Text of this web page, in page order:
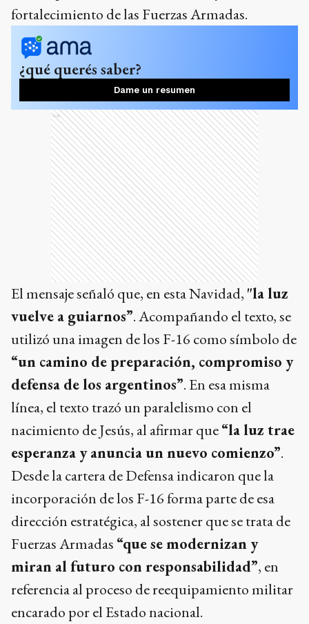
fortalecimiento de las Fuerzas Armadas.
¿qué querés saber?
Dame un resumen
Ads
El mensaje señaló que, en esta Navidad, "la luz
vuelve a guiarnos”. Acompañando el texto, se
utilizó una imagen de los F-16 como símbolo de
“un camino de preparación, compromiso y
defensa de los argentinos”. En esa misma
línea, el texto trazó un paralelismo con el
nacimiento de Jesús, al afirmar que“la luz trae
esperanza y anuncia un nuevo comienzo”.
Desde la cartera de Defensa indicaron que la
incorporación de los F-16 forma parte de esa
dirección estratégica, al sostener que se trata de
Fuerzas Armadas “que se modernizan y
miran al futuro con responsabilidad”, en
referencia al proceso de reequipamiento militar
encarado por el Estado nacional.